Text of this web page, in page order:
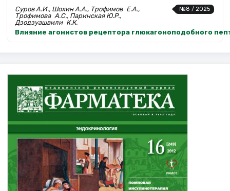
№8 / 2025
Суров А.И., Шохин А.А., Трофимов Е.А.,
Трофимова А.С., Паринская Ю.Р.,
Дзодзуашвили К.К.
Влияние агонистов рецептора глюкагоноподобного